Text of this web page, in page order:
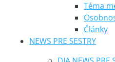
Téma
Články
NEWS PRE SESTRY